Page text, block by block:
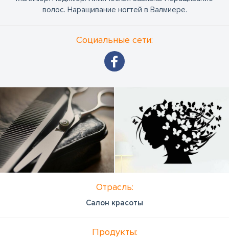
волос. Наращивание ногтей в Валмиере.
Социальные сети:
Отрасль:
Салон красоты
Продукты: